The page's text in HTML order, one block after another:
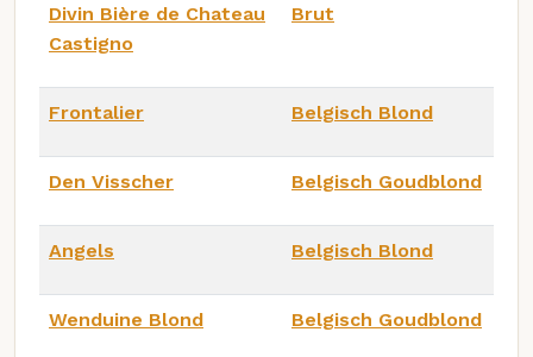
Divin Bière de Chateau
Castigno
Brut
Frontalier Belgisch Blond
Den Visscher Belgisch Goudblond
Angels Belgisch Blond
Wenduine Blond Belgisch Goudblond